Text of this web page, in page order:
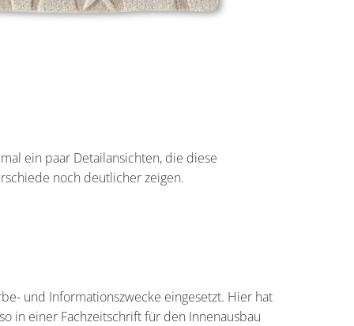
ein paar Detailansichten, die diese
noch deutlicher zeigen.
und Informationszwecke eingesetzt. Hier hat
in einer Fachzeitschrift für den Innenausbau